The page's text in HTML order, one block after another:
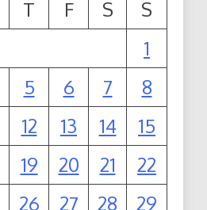
T F S
S
1
5 6 7
8
12 13 14
15
19 20 21
22
26 27 28
29